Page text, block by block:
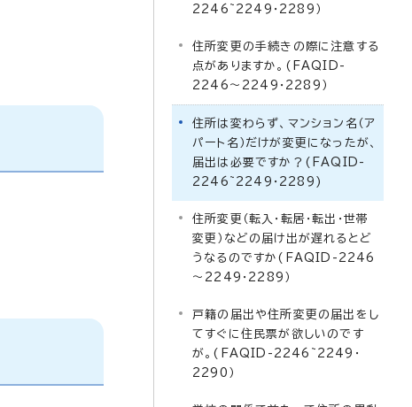
2246~2249・2289）
住所変更の手続きの際に注意する
点がありますか。(FAQID-
2246～2249・2289）
住所は変わらず、マンション名（ア
パート名）だけが変更になったが、
届出は必要ですか？(FAQID-
2246~2249・2289)
住所変更（転入・転居・転出・世帯
変更）などの届け出が遅れるとど
うなるのですか(FAQID-2246
～2249・2289）
戸籍の届出や住所変更の届出をし
てすぐに住民票が欲しいのです
が。(FAQID-2246~2249・
2290）